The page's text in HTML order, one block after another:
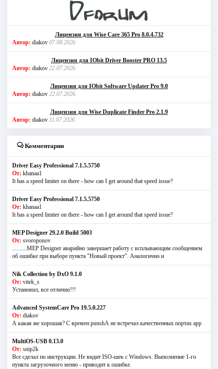
Лицензия для Wise Care 365 Pro 8.0.4.732
Автор: diakov 07.08.2026
Лицензия для IObit Driver Booster PRO 13.5
Автор: diakov 22.07.2026
Лицензия для IObit Software Updater Pro 9.0
Автор: diakov 22.07.2026
Лицензия для Wise Duplicate Finder Pro 2.1.9
Автор: diakov 11.07.2026
Комментарии
Driver Easy Professional 7.1.5.5750
От: khanaa1
It has a speed limiter on there - how can I get around that speed issue?
Driver Easy Professional 7.1.5.5750
От: khanaa1
It has a speed limiter on there - how can I get around that speed issue?
MEP Designer 29.2.0 Build 5003
От: svoroponov
..........MEP Designer аварийно завершает работу с всплывающим сообщением
об ошибке при выборе пункта "Новый проект". Аналогично и
Nik Collection by DxO 9.1.0
От: vitek_s
Установил, все отлично!!!
Advanced SystemCare Pro 19.5.0.227
От: diakov
А какая же хорошая? С времен punshА не встречал качественных портах app
MultiOS-USB 0.13.0
От: snip2k
Все сделал по инструкции. Не видит ISO-шек с Windows. Выполнение 1-го
пункта загрузочного меню - приводит к ошибке.